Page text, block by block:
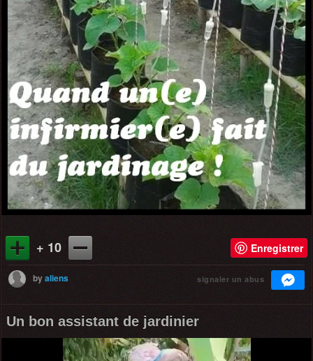
+ 10 Enregistrer
byaliens signaler un abus
Un bon assistant de jardinier